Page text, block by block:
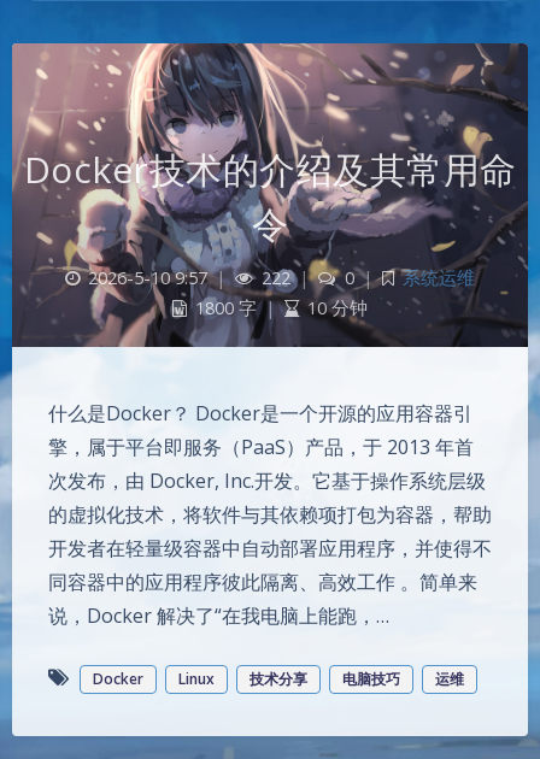
Docker技术的介绍及其常用命
令
2026-5-10 9:57 | 222 | 0 |
系统运维
1800 字 | 10 分钟
什么是Docker？ Docker是一个开源的应用容器引
擎，属于平台即服务（PaaS）产品，于 2013 年首
次发布，由 Docker, Inc.开发。它基于操作系统层级
的虚拟化技术，将软件与其依赖项打包为容器，帮助
开发者在轻量级容器中自动部署应用程序，并使得不
同容器中的应用程序彼此隔离、高效工作 。简单来
说，Docker 解决了“在我电脑上能跑，…
Docker Linux 技术分享 电脑技巧 运维